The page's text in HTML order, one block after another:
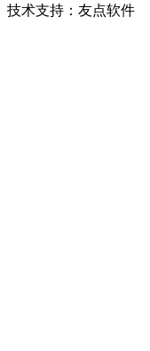
技术支持：友点软件